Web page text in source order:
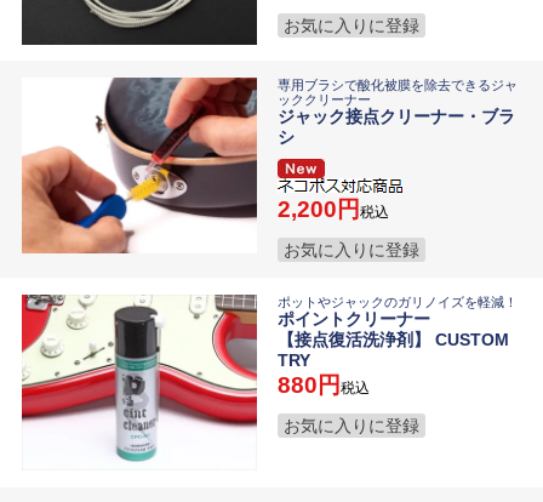
お気に入りに登録
専用ブラシで酸化被膜を除去できるジャ
ッククリーナー
ジャック接点クリーナー・ブラ
シ
2,200 税込
お気に入りに登録
ポットやジャックのガリノイズを軽減！
ポイントクリーナー
【接点復活洗浄剤】 CUSTOM
TRY
880 税込
お気に入りに登録